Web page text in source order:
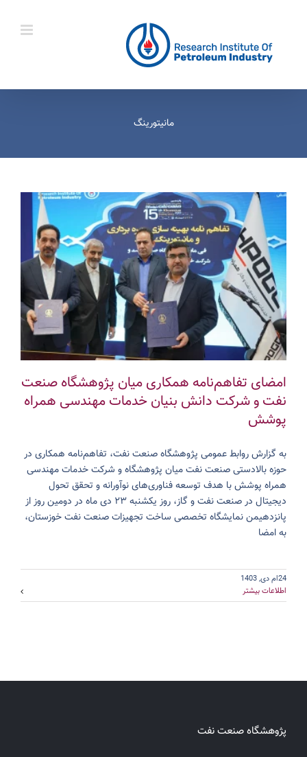
مانیتورینگ
امضای تفاهم‌نامه همکاری میان پژوهشگاه صنعت
نفت و شرکت دانش بنیان خدمات مهندسی همراه
پوشش
به گزارش روابط عمومی پژوهشگاه صنعت نفت، تفاهم‌نامه‌ همکاری در
حوزه بالادستی صنعت نفت میان پژوهشگاه و شرکت خدمات مهندسی
همراه پوشش با هدف توسعه فناوری‌های نوآورانه و تحقق تحول
دیجیتال در صنعت نفت و گاز، روز یکشنبه ۲۳ دی ماه در دومین روز از
پانزدهیمن نمایشگاه تخصصی ساخت تجهیزات صنعت نفت خوزستان،
به امضا
24ام دی, 1403
اطلاعات بیشتر
پژوهشگاه صنعت نفت